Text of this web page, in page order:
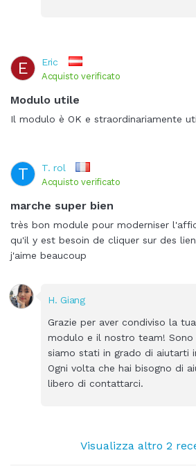
E Eric
Acquisto verificato
Modulo utile
Il modulo è OK e straordinariamente
T T. rol
Acquisto verificato
marche super bien
très bon module pour moderniser
qu'il y est besoin de cliquer sur des
j'aime beaucoup
H. Giang
Grazie per aver condiviso la
modulo e il nostro team! Sono
siamo stati in grado di aiutarti
Ogni volta che hai bisogno di
libero di contattarci.
Visualizza altro 2